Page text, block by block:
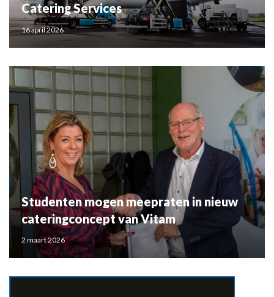
Catering Services
16 april 2026
Studenten mogen meepraten in nieuw
cateringconcept van Vitam
2 maart 2026